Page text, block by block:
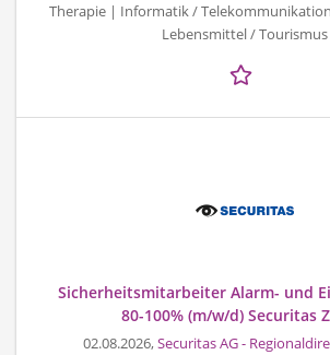
Therapie | Informatik /
Lebensmittel / Tourismus
Sicherheitsmitarbeiter Alarm- und
80-100% (m/w/d) Securitas
02.08.2026,Securitas AG -